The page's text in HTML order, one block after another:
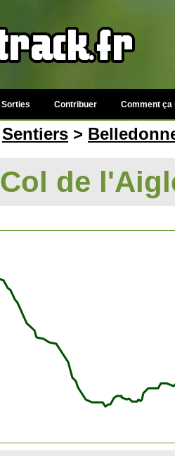
Sorties Contribuer Comment ça
Sentiers >
Col de